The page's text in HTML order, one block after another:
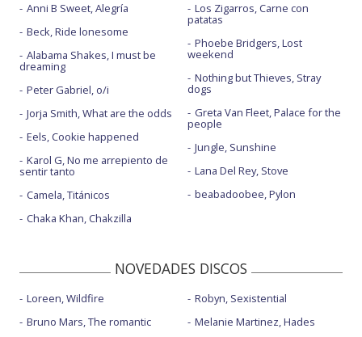
Anni B Sweet, Alegría
Beck, Ride lonesome
Alabama Shakes, I must be
dreaming
Peter Gabriel, o/i
Jorja Smith, What are the odds
Eels, Cookie happened
Karol G, No me arrepiento de
sentir tanto
Camela, Titánicos
Chaka Khan, Chakzilla
Los Zigarros, Carne con
patatas
Phoebe Bridgers, Lost
weekend
Nothing but Thieves, Stray
dogs
Greta Van Fleet, Palace for the
people
Jungle, Sunshine
Lana Del Rey, Stove
beabadoobee, Pylon
NOVEDADES DISCOS
Loreen, Wildfire
Bruno Mars, The romantic
Robyn, Sexistential
Melanie Martinez, Hades